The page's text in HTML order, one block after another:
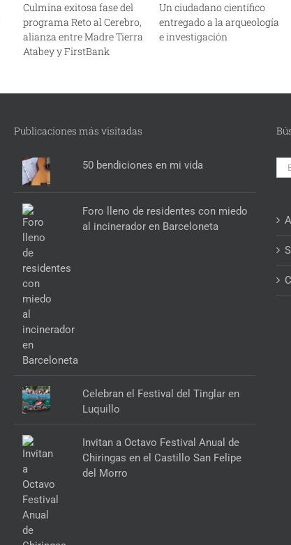
Culmina exitosa fase del
programa Reto al Cerebro,
alianza entre Madre Tierra
Atabey y FirstBank
Un ciudadano científico
entregado a la arqueología
e investigación
Publicaciones más visitadas
50 bendiciones en mi vida
Foro lleno de residentes con miedo
al incinerador en Barceloneta
Celebran el Festival del Tinglar en
Luquillo
Invitan a Octavo Festival Anual de
Chiringas en el Castillo San Felipe
del Morro